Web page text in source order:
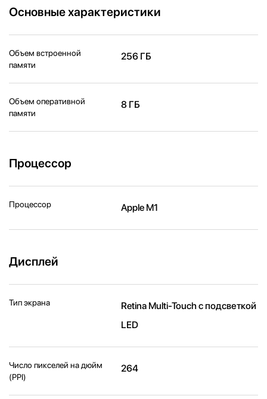
Основные характеристики
Объем встроенной
памяти
256 ГБ
Объем оперативной
памяти
8 ГБ
Процессор
Процессор Apple M1
Дисплей
Тип экрана
Retina Multi-Touch с подсветкой
LED
Число пикселей на дюйм
(PPI)
264